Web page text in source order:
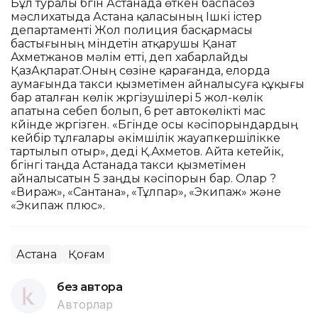
Бұл туралы бүгін Астанада өткен баспасөз
мәслихатыда Астана қаласының Ішкі істер
департаменті Жол полиция басқармасы
бастығының міндетін атқарушы Қанат
Ахметжанов мәлім етті, деп хабарлайды
ҚазАқпарат.Оның сөзіне қарағанда, елорда
аумағында такси қызметімен айналысуға құқығы
бар аталған көлік жүргізушілері 5 жол-көлік
апатына себеп болып, 6 рет автокөлікті мас
күйінде жүргізген. «Бүгінде осы кәсіпорындардың
кейбір тұлғалары әкімшілік жауапкершілікке
тартылып отыр», деді Қ.Ахметов. Айта кетейік,
бүгінгі таңда Астанада такси қызметімен
айналысатын 5 заңды кәсіпорын бар. Олар ?
«Вираж», «Сантана», «Тұлпар», «Экипаж» және
«Экипаж плюс».
Астана Қоғам
без автора
Авторлар